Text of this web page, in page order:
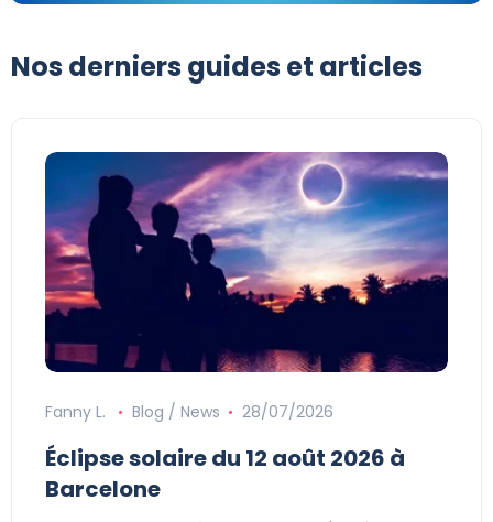
Nos derniers guides et articles
Fanny L. Blog / News 28/07/2026
Éclipse solaire du 12 août 2026 à
Barcelone